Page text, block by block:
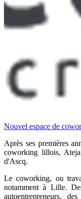
Nouvel espace de
Après ses premières
coworking lillois,
d'Ascq.
Le coworking, ou
notamment à Lille.
autoentrepreneurs,